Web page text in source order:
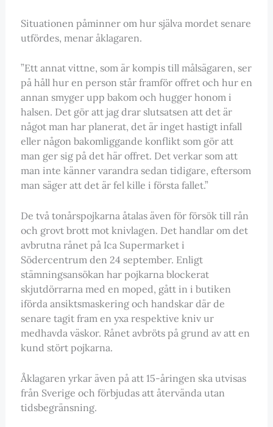
Situationen påminner om hur själva mordet senare
utfördes, menar åklagaren.
”Ett annat vittne, som är kompis till målsägaren, ser
på håll hur en person står framför offret och hur en
annan smyger upp bakom och hugger honom i
halsen. Det gör att jag drar slutsatsen att det är
något man har planerat, det är inget hastigt infall
eller någon bakomliggande konflikt som gör att
man ger sig på det här offret. Det verkar som att
man inte känner varandra sedan tidigare, eftersom
man säger att det är fel kille i första fallet.”
De två tonårspojkarna åtalas även för försök till rån
och grovt brott mot knivlagen. Det handlar om det
avbrutna rånet på Ica Supermarket i
Södercentrum den 24 september. Enligt
stämningsansökan har pojkarna blockerat
skjutdörrarna med en moped, gått in i butiken
iförda ansiktsmaskering och handskar där de
senare tagit fram en yxa respektive kniv ur
medhavda väskor. Rånet avbröts på grund av att en
kund stört pojkarna.
Åklagaren yrkar även på att 15-åringen ska utvisas
från Sverige och förbjudas att återvända utan
tidsbegränsning.